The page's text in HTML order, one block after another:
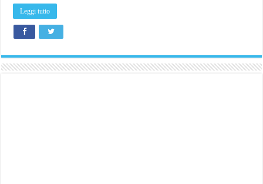
Brondi Amico Vero 4G: Focus su SOS, sicurezza e controllo da remoto.
Brondi Amico VERO 4G : Focus su SOS e comandi da remoto
Leggi tutto